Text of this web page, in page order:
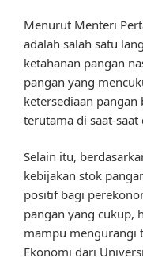
Menurut Menteri
adalah salah satu
ketahanan pangan
pangan yang
ketersediaan
terutama di saat-saat
Selain itu,
kebijakan stok
positif bagi
pangan yang cukup,
mampu mengurangi
Ekonomi dari